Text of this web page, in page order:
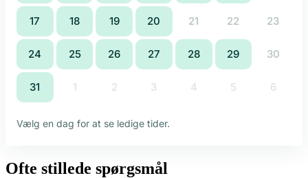
Ofte stillede spørgsmål